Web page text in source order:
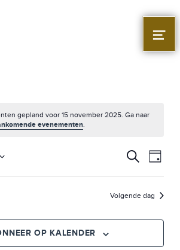
gepland voor 15 november 2025. Ga naar
evenementen.
E
V
E
N
ZOEKEN
E
V
E
DAG
Volgende dag
OP KALENDER